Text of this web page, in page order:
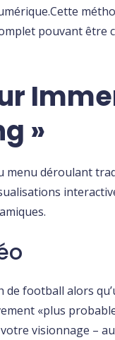
pouvant
»
déroulant
de football alors
«​plus
visionnage –